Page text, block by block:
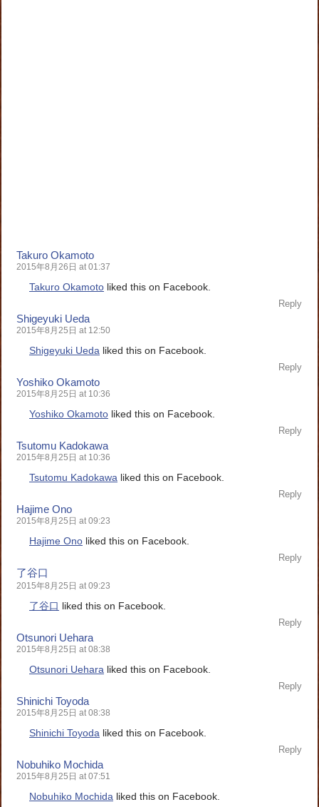
Takuro Okamoto
2015年8月26日 at 01:37
Takuro Okamoto liked this on Facebook.
Reply
Shigeyuki Ueda
2015年8月25日 at 12:50
Shigeyuki Ueda liked this on Facebook.
Reply
Yoshiko Okamoto
2015年8月25日 at 10:36
Yoshiko Okamoto liked this on Facebook.
Reply
Tsutomu Kadokawa
2015年8月25日 at 10:36
Tsutomu Kadokawa liked this on Facebook.
Reply
Hajime Ono
2015年8月25日 at 09:23
Hajime Ono liked this on Facebook.
Reply
了谷口
2015年8月25日 at 09:23
了谷口 liked this on Facebook.
Reply
Otsunori Uehara
2015年8月25日 at 08:38
Otsunori Uehara liked this on Facebook.
Reply
Shinichi Toyoda
2015年8月25日 at 08:38
Shinichi Toyoda liked this on Facebook.
Reply
Nobuhiko Mochida
2015年8月25日 at 07:51
Nobuhiko Mochida liked this on Facebook.